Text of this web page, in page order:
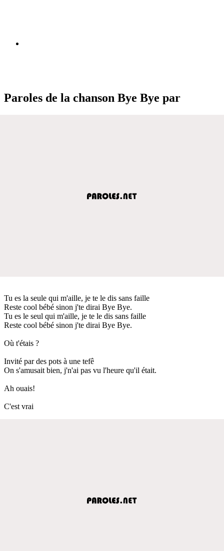
Paroles de la chanson Bye Bye par
Tu es la seule qui m'aille, je te le dis sans faille
Reste cool bébé sinon j'te dirai Bye Bye.
Tu es le seul qui m'aille, je te le dis sans faille
Reste cool bébé sinon j'te dirai Bye Bye.
Où t'étais ?
Invité par des pots à une tefê
On s'amusait bien, j'n'ai pas vu l'heure qu'il était.
Ah ouais!
C'est vrai